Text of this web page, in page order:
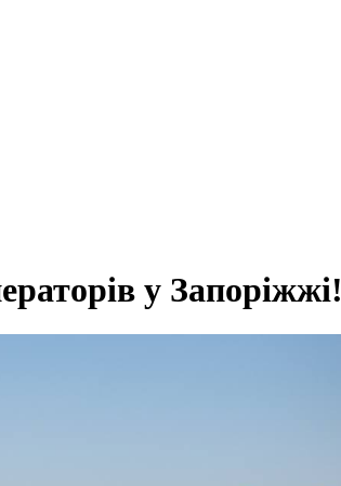
у Запоріжжі!